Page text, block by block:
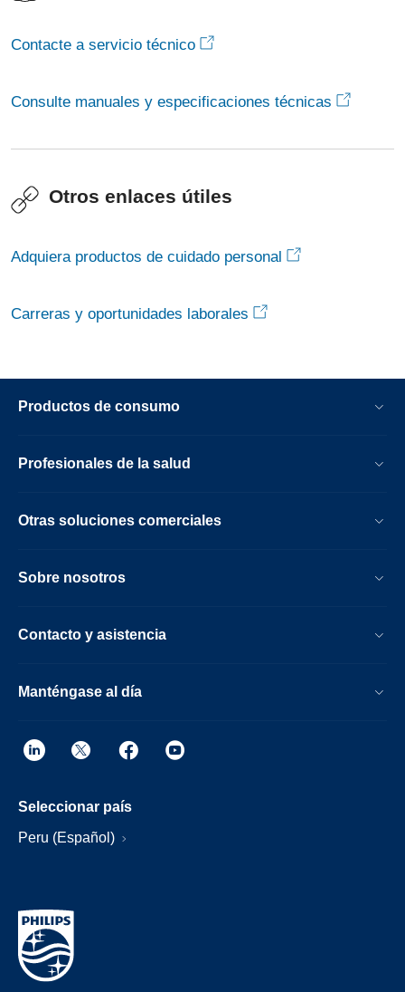
Contacte a servicio técnico
Consulte manuales y especificaciones técnicas
Otros enlaces útiles
Adquiera productos de cuidado personal
Carreras y oportunidades laborales
Productos de consumo
Profesionales de la salud
Otras soluciones comerciales
Sobre nosotros
Contacto y asistencia
Manténgase al día
Seleccionar país
Peru (Español)